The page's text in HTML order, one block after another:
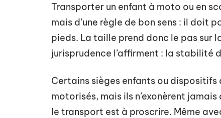
Transporter un enfant à moto ou en
mais d’une règle de bon sens : il doit
pieds. La taille prend donc le pas sur
jurisprudence l’affirment : la stabilité
Certains sièges enfants ou
motorisés, mais ils n’exonèrent
le transport est à proscrire. Même